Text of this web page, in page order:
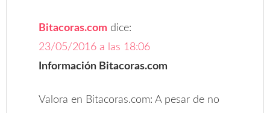
Bitacoras.com dice:
23/05/2016 a las 18:06
Información Bitacoras.com
Valora en Bitacoras.com: A pesar de no